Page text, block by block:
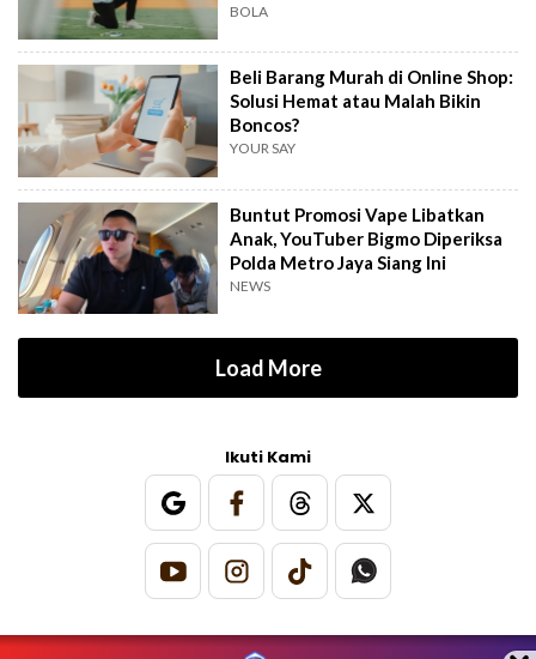
BOLA
Beli Barang Murah di Online Shop:
Solusi Hemat atau Malah Bikin
Boncos?
YOUR SAY
Buntut Promosi Vape Libatkan
Anak, YouTuber Bigmo Diperiksa
Polda Metro Jaya Siang Ini
NEWS
Load More
Ikuti Kami